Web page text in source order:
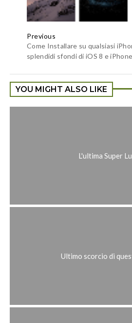
Previous
Come Installare su qualsiasi
splendidi sfondi di iOS 8 e
YOU MIGHT ALSO LIKE
L'ultima Super
Ultimo scorcio di